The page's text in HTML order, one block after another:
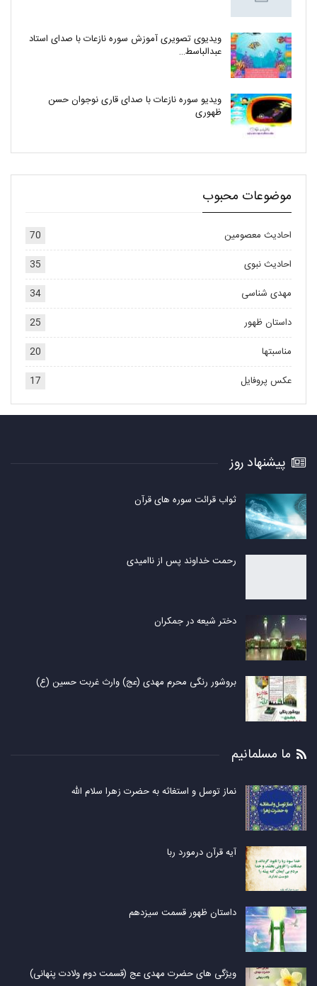
ویدیوی تصویری آموزش سوره نازعات با صدای استاد
عبدالباسط…
ویدیو سوره نازعات با صدای قاری نوجوان حسن
ظهوری
موضوعات محبوب
احادیث معصومین
70
احادیث نبوی
35
مهدی شناسی
34
داستان ظهور
25
مناسبتها
20
عکس پروفایل
17
پیشنهاد روز
ثواب قرائت سوره های قرآن
رحمت خداوند پس از ناامیدی
دختر شیعه در جمکران
بروشور رنگی محرم مهدی (عج) وارث غربت حسین (ع)
ما مسلمانیم
نماز توسل و استغاثه به حضرت زهرا سلام الله
آیه قرآن درمورد ربا
داستان ظهور قسمت سیزدهم
ویژگی های حضرت مهدی عج (قسمت دوم ولادت پنهانی)